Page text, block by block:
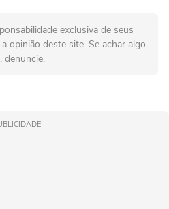
exclusiva de seus
opinião deste site. Se achar algo
denuncie.